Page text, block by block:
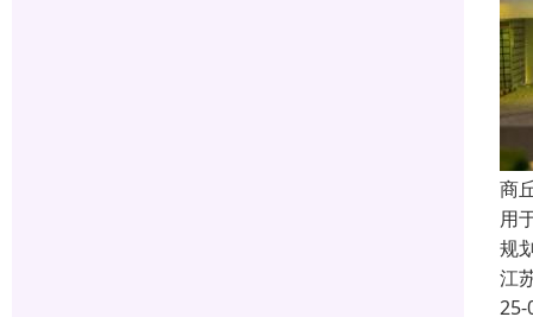
商
用
规
江
25-